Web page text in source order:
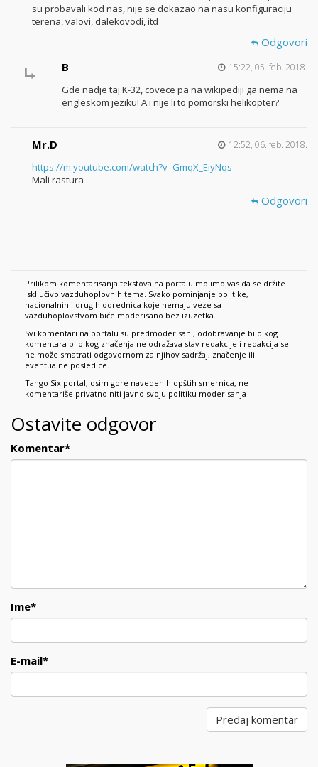
su probavali kod nas, nije se dokazao na nasu konfiguraciju
terena, valovi, dalekovodi, itd
Odgovori
B
15:22, 05. feb. 2018.
Gde nadje taj K-32, covece pa na wikipediji ga nema na
engleskom jeziku! A i nije li to pomorski helikopter?
Mr.D 12:52, 06. feb. 2018.
https://m.youtube.com/watch?v=GmqX_EiyNqs
Mali rastura
Odgovori
Prilikom komentarisanja tekstova na portalu molimo vas da se držite
isključivo vazduhoplovnih tema. Svako pominjanje politike,
nacionalnih i drugih odrednica koje nemaju veze sa
vazduhoplovstvom biće moderisano bez izuzetka.
Svi komentari na portalu su predmoderisani, odobravanje bilo kog
komentara bilo kog značenja ne odražava stav redakcije i redakcija se
ne može smatrati odgovornom za njihov sadržaj, značenje ili
eventualne posledice.
Tango Six portal, osim gore navedenih opštih smernica, ne
komentariše privatno niti javno svoju politiku moderisanja
Ostavite odgovor
Komentar*
Ime*
E-mail*